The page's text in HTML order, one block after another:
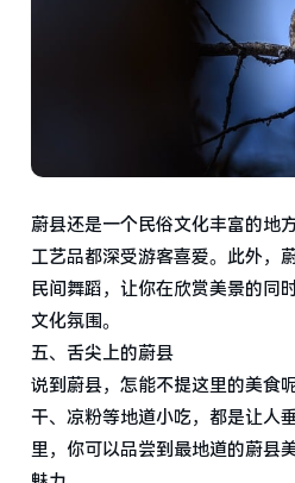
蔚县还是一个民俗文化丰富的地
工艺品都深受游客喜爱。此外，
民间舞蹈，让你在欣赏美景的同
文化氛围。
五、舌尖上的蔚县
说到蔚县，怎能不提这里的美食
干、凉粉等地道小吃，都是让人
里，你可以品尝到最地道的蔚县